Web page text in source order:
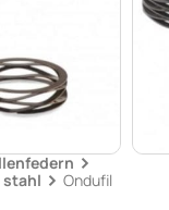
stahl
Ondufil